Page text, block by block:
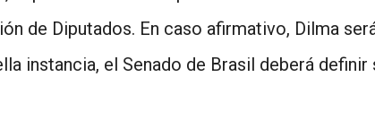
de Diputados. En caso afirmativo, Dilma
instancia, el Senado de Brasil deberá definir